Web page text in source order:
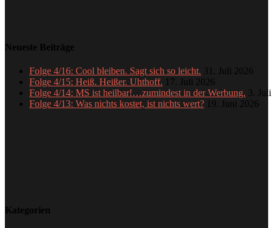
Neueste Beiträge
Folge 4/16: Cool bleiben. Sagt sich so leicht. 31. Juli 2026
Folge 4/15: Heiß. Heißer. Uhthoff. 17. Juli 2026
Folge 4/14: MS ist heilbar!…zumindest in der Werbung. 3.
Folge 4/13: Was nichts kostet, ist nichts wert? 19. Juni 2026
Kategorien